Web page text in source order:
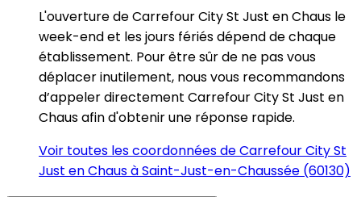
L'ouverture de Carrefour City St Just en Chaus le
week-end et les jours fériés dépend de chaque
établissement. Pour être sûr de ne pas vous
déplacer inutilement, nous vous recommandons
d’appeler directement Carrefour City St Just en
Chaus afin d'obtenir une réponse rapide.
Voir toutes les coordonnées de Carrefour City St
Just en Chaus à Saint-Just-en-Chaussée (60130)